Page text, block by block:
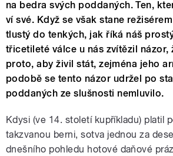
na bedra svých poddaných. Ten,
ví své. Když se však stane
tlustý do tenkých, jak říká náš
třicetileté válce u nás zvítězil názor,
proto, aby živil stát, zejména jeho
podobě se tento názor udržel po
poddaných ze slušnosti nemluvilo.
Kdysi (ve 14. století kupříkladu) platil
takzvanou berni, sotva jednou za
dnešního pohledu hotové daňové